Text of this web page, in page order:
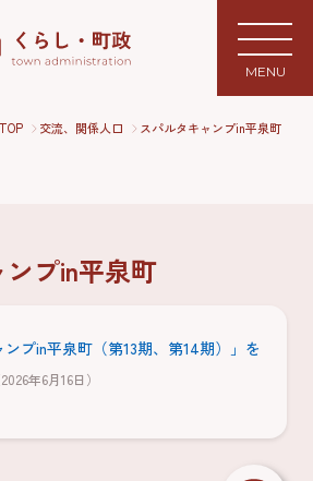
MENU
交流、関係人口 スパルタキャンプin平泉町
プin平泉町
ンプin平泉町（第13期、第14期）」を
2026年6月16日）